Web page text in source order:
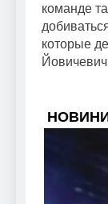
команде
которые